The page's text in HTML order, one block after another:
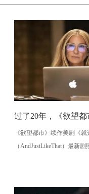
过了20年，《欲望
《欲望都市》续作美剧《就
（AndJustLikeThat）最新剧